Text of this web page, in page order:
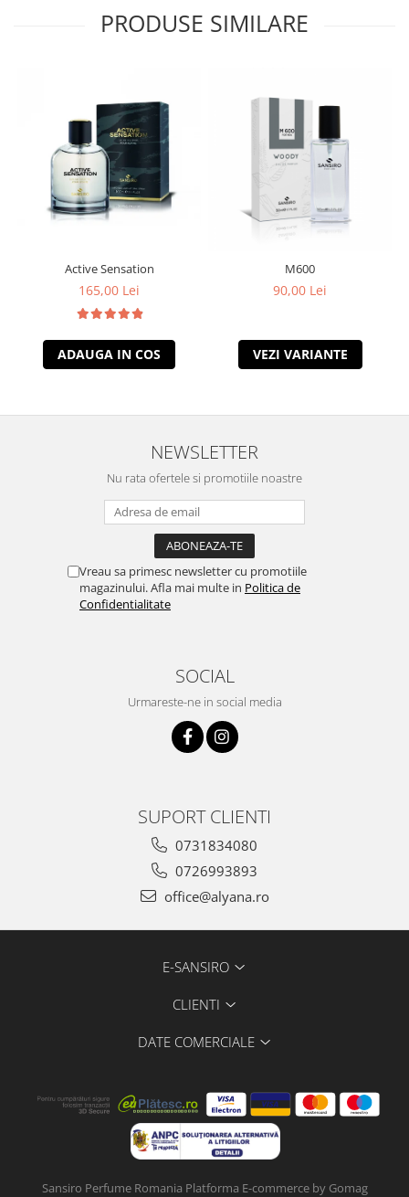
PRODUSE SIMILARE
Active Sensation
165,00 Lei
ADAUGA IN COS
M600
90,00 Lei
VEZI VARIANTE
NEWSLETTER
Nu rata ofertele si promotiile noastre
Vreau sa primesc newsletter cu promotiile
magazinului. Afla mai multe in Politica de
Confidentialitate
SOCIAL
Urmareste-ne in social media
SUPORT CLIENTI
0731834080
0726993893
office@alyana.ro
E-SANSIRO
CLIENTI
DATE COMERCIALE
Sansiro Perfume Romania Platforma E-commerce by Gomag